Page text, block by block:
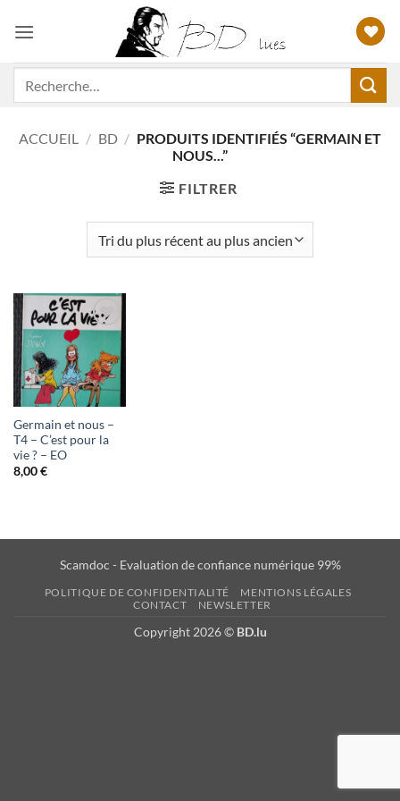
ACCUEIL / BD / PRODUITS IDENTIFIÉS “GERMAIN ET
NOUS...”
FILTRER
Ajouter
à ma
liste
Germain et nous –
T4 – C’est pour la
vie ? – EO
8,00€
Scamdoc - Evaluation de confiance numérique 99%
POLITIQUE DE CONFIDENTIALITÉ
MENTIONS LÉGALES
CONTACT
NEWSLETTER
Copyright 2026 © BD.lu